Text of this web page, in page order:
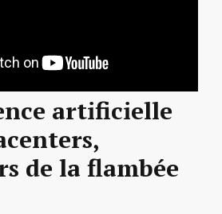
artificielle
de la flambée